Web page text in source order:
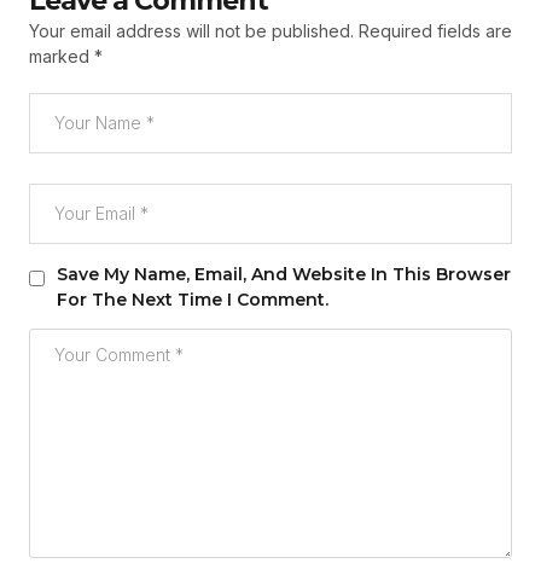
Your email address will not be published. Required fields are
marked *
Save My Name, Email, And Website In This Browser
For The Next Time I Comment.